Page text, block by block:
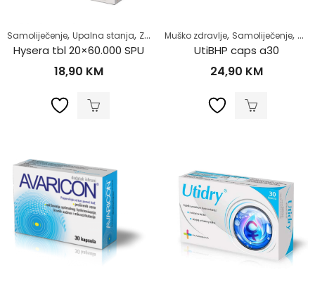
Samoliječenje, Upalna stanja, Zdrav život
Hysera tbl 20×60.000 SPU
18,90 KM
Muško zdravlje, Samoliječenje,
UtiBHP caps a30
24,90 KM